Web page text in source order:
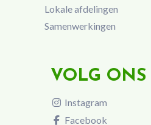
Lokale afdelingen
Samenwerkingen
VOLG ONS
Instagram
Facebook